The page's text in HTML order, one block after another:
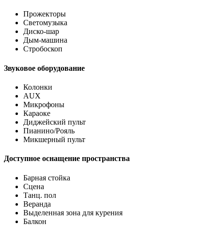
Прожекторы
Светомузыка
Диско-шар
Дым-машина
Стробоскоп
Звуковое оборудование
Колонки
AUX
Микрофоны
Караоке
Диджейский пульт
Пианино/Рояль
Микшерный пульт
Доступное оснащение пространства
Барная стойка
Сцена
Танц. пол
Веранда
Выделенная зона для курения
Балкон